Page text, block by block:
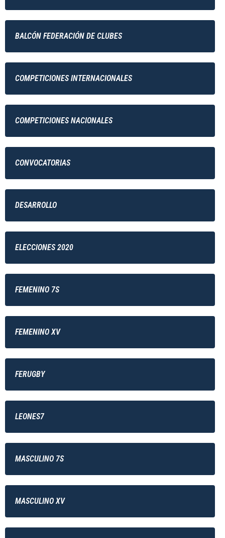
BALCÓN FEDERACIÓN DE CLUBES
COMPETICIONES INTERNACIONALES
COMPETICIONES NACIONALES
CONVOCATORIAS
DESARROLLO
ELECCIONES 2020
FEMENINO 7S
FEMENINO XV
FERUGBY
LEONES7
MASCULINO 7S
MASCULINO XV